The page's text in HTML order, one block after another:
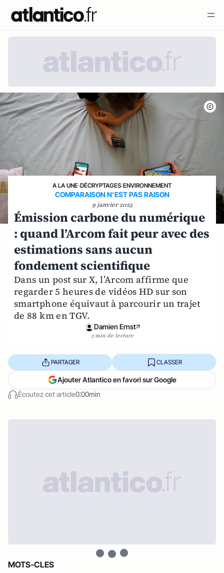
A LA UNE›DÉCRYPTAGES›ENVIRONNEMENT
COMPARAISON N’EST PAS RAISON
9 janvier 2025
Émission carbone du numérique
: quand l’Arcom fait peur avec des
estimations sans aucun
fondement scientifique
Dans un post sur X, l’Arcom affirme que
regarder 5 heures de vidéos HD sur son
smartphone équivaut à parcourir un trajet
de 88 km en TGV.
Damien Ernst
3 min de lecture
Écoutez cet article0:00min
PARTAGER CLASSER
Ajouter Atlantico en favori sur Google
MOTS-CLES